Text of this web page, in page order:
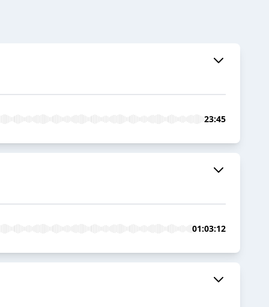
23:45
01:03:12